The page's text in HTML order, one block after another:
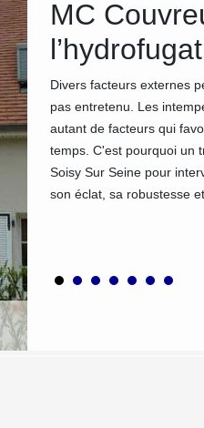
lui
Sur
MC
Divers facteurs externes
pas entretenu. Les
autant de facteurs qui
temps. C'est pourquoi un
Soisy Sur Seine pour
son éclat, sa robustesse